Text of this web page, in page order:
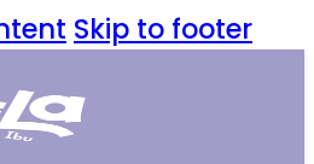
Skip to footer